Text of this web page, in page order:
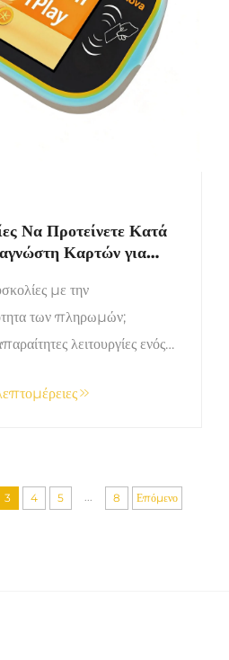
Να Προτείνετε Κατά
Καρτών για
με την
των πληρωμών;
λειτουργίες ενός
και
3 4 5 ... 8 Επόμενο